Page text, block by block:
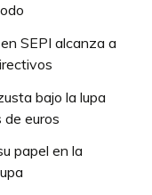
SEPI alcanza a
bajo la lupa
euros
papel en la